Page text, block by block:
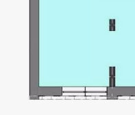
Київ, вул. Кайсарова
Статус